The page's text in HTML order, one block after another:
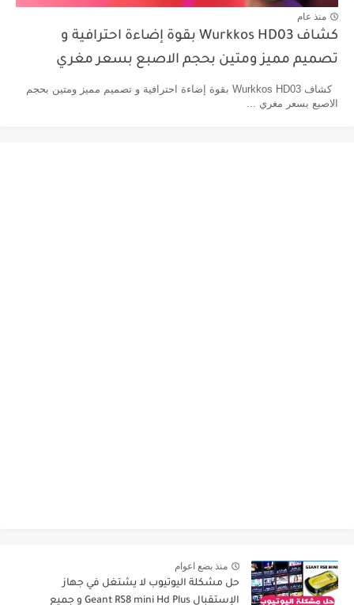
منذ عام
كشاف Wurkkos HD03 بقوة إضاءة احترافية و
تصميم مميز ومتين بحجم الاصبع بسعر مغري
كشاف Wurkkos HD03 بقوة إضاءة احترافية و تصميم مميز ومتين بحجم
الاصبع بسعر مغري ...
منذ بضع اعوام
حل مشكلة اليوتيوب لا يشتغل في جهاز
الإستقبال Geant RS8 mini Hd Plus و جميع